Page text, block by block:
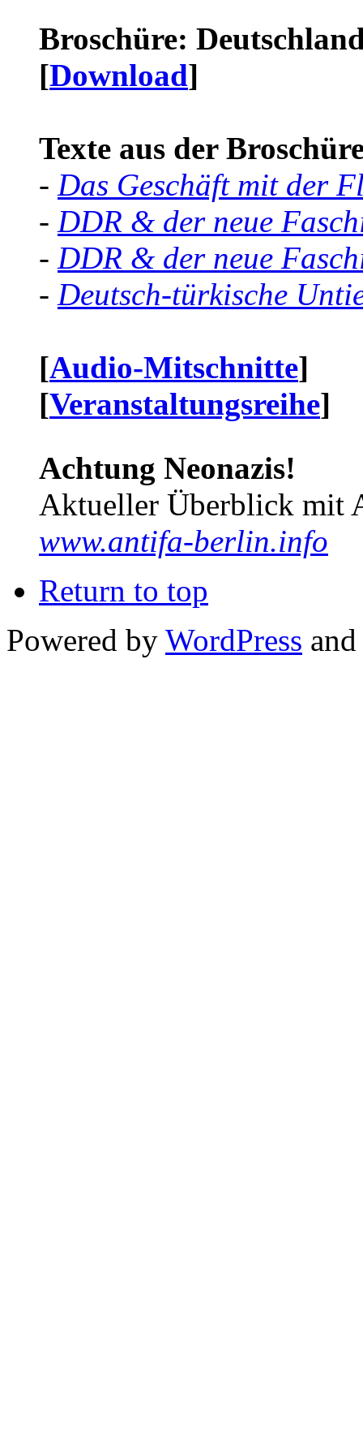
Broschüre:
[Download]
Texte aus der
- Das Geschäft mit der
- DDR & der neue
- DDR & der neue
- Deutsch-türkische
[Audio-Mitschnitte]
[Veranstaltungsreihe]
Achtung Neonazis!
Aktueller Überblick mit
www.antifa-berlin.info
Return to top
Powered by WordPress